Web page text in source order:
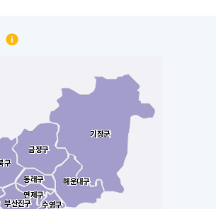
부산진구
부산진구
연제구
연제구
동래구
동래구
구
구
금정구
금정구
수영구
수영구
해운대구
해운대구
기장군
기장군